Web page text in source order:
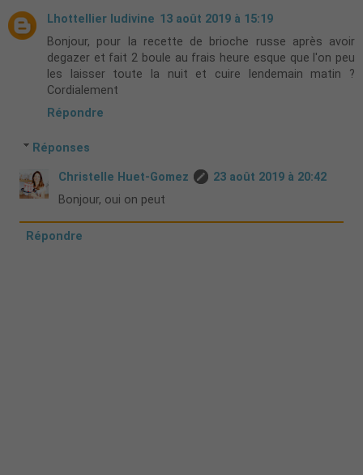
Lhottellier ludivine 13 août 2019 à 15:19
Bonjour, pour la recette de brioche russe après avoir
degazer et fait 2 boule au frais heure esque que l'on peu
les laisser toute la nuit et cuire lendemain matin ?
Cordialement
Répondre
Réponses
Christelle Huet-Gomez
23 août 2019 à 20:42
Bonjour, oui on peut
Répondre